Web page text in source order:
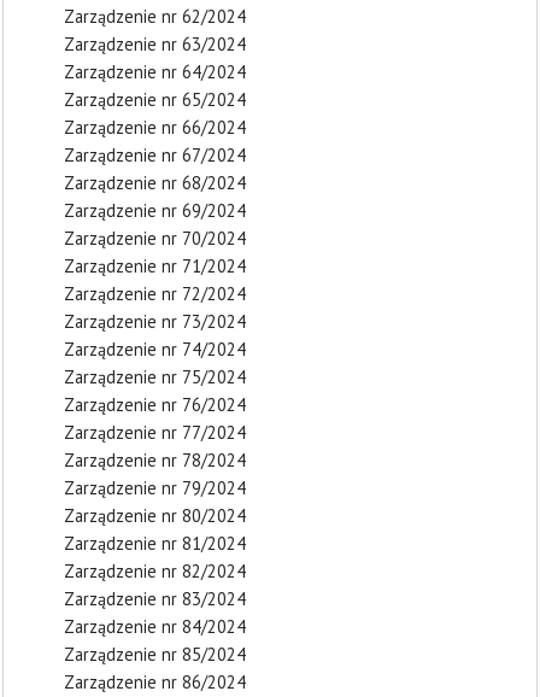
Zarządzenie nr 62/2024
Zarządzenie nr 63/2024
Zarządzenie nr 64/2024
Zarządzenie nr 65/2024
Zarządzenie nr 66/2024
Zarządzenie nr 67/2024
Zarządzenie nr 68/2024
Zarządzenie nr 69/2024
Zarządzenie nr 70/2024
Zarządzenie nr 71/2024
Zarządzenie nr 72/2024
Zarządzenie nr 73/2024
Zarządzenie nr 74/2024
Zarządzenie nr 75/2024
Zarządzenie nr 76/2024
Zarządzenie nr 77/2024
Zarządzenie nr 78/2024
Zarządzenie nr 79/2024
Zarządzenie nr 80/2024
Zarządzenie nr 81/2024
Zarządzenie nr 82/2024
Zarządzenie nr 83/2024
Zarządzenie nr 84/2024
Zarządzenie nr 85/2024
Zarządzenie nr 86/2024